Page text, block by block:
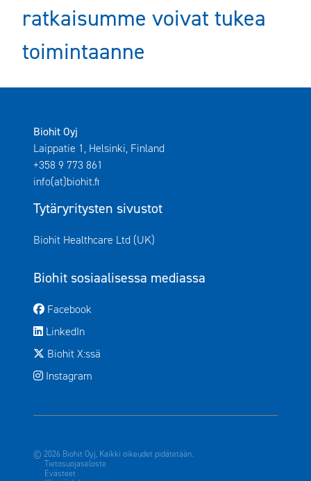
ratkaisumme voivat tukea
toimintaanne
Biohit Oyj
Laippatie 1, Helsinki, Finland
+358 9 773 861
info(at)biohit.fi
Tytäryritysten sivustot
Biohit Healthcare Ltd (UK)
Biohit sosiaalisessa mediassa
Facebook
LinkedInAvautuu uuteen ikkunaan
Biohit X:ssä
Instagram
© 2026 Biohit Oyj, Kaikki oikeudet pidätetään.
Tietosuojaseloste
Evästeet